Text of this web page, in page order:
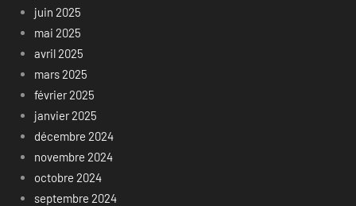
juin 2025
mai 2025
avril 2025
mars 2025
février 2025
janvier 2025
décembre 2024
novembre 2024
octobre 2024
septembre 2024